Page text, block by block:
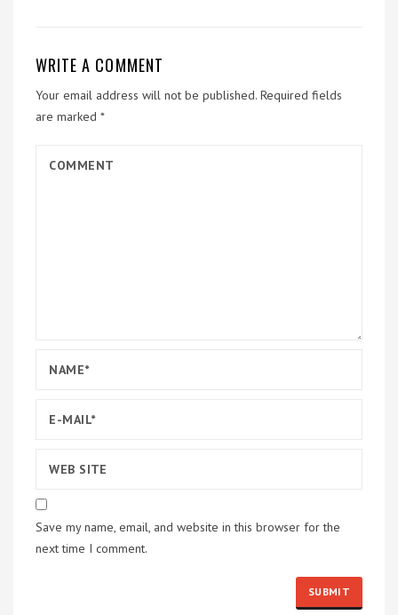
WRITE A COMMENT
Your email address will not be published. Required fields
are marked *
Save my name, email, and website in this browser for the
next time I comment.